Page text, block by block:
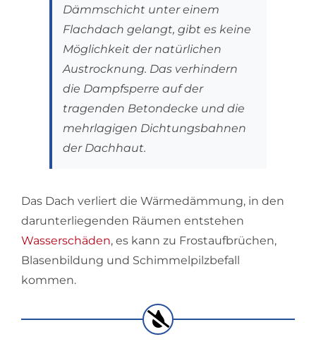
Dämmschicht unter einem
Flachdach gelangt, gibt es keine
Möglichkeit der natürlichen
Austrocknung. Das verhindern
die Dampfsperre auf der
tragenden Betondecke und die
mehrlagigen Dichtungsbahnen
der Dachhaut.
Das Dach verliert die Wärmedämmung, in den
darunterliegenden Räumen entstehen
Wasserschäden, es kann zu Frostaufbrüchen,
Blasenbildung und Schimmelpilzbefall
kommen.